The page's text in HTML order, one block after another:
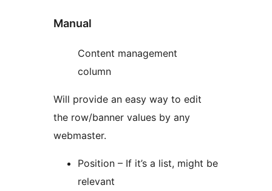
Manual
Content management
column
Will provide an easy way to edit
the row/banner values by any
webmaster.
Position – If it’s a list, might be
relevant